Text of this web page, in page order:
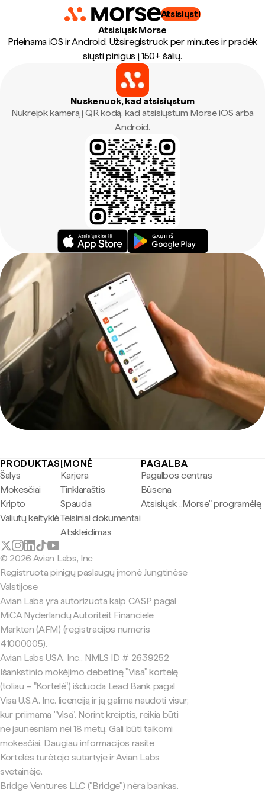
Atsisiųsti
Atsisiųsk Morse
Prieinama iOS ir Android. Užsiregistruok per minutes ir pradėk
siųsti pinigus į 150+ šalių.
Nuskenuok, kad atsisiųstum
Nukreipk kamerą į QR kodą, kad atsisiųstum Morse iOS arba
Android.
PRODUKTAS
Šalys
Mokesčiai
Kripto
Valiutų keityklė
ĮMONĖ
Karjera
Tinklaraštis
Spauda
Teisiniai dokumentai
Atskleidimas
PAGALBA
Pagalbos centras
Būsena
Atsisiųsk „Morse" programėlę
© 2026 Avian Labs, Inc
Registruota pinigų paslaugų įmonė Jungtinėse
Valstijose
Avian Labs yra autorizuota kaip CASP pagal
MiCA Nyderlandų Autoriteit Financiële
Markten (AFM) (registracijos numeris
41000005).
Avian Labs USA, Inc., NMLS ID # 2639252
Išankstinio mokėjimo debetinę "Visa" kortelę
(toliau – "Kortelė") išduoda Lead Bank pagal
Visa U.S.A. Inc. licenciją ir ją galima naudoti visur,
kur priimama "Visa". Norint kreiptis, reikia būti
ne jaunesniam nei 18 metų. Gali būti taikomi
mokesčiai. Daugiau informacijos rasite
Kortelės turėtojo sutartyje ir Avian Labs
svetainėje.
Bridge Ventures LLC ("Bridge") nėra bankas.